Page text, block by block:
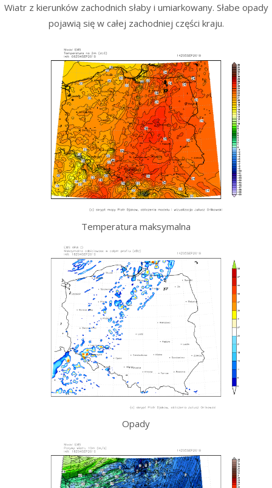
Wiatr z kierunków zachodnich słaby i umiarkowany. Słabe opady
pojawią się w całej zachodniej części kraju.
Temperatura maksymalna
Opady